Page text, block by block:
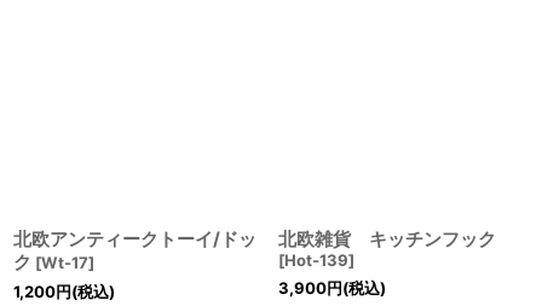
北欧アンティークトーイ/ドッ
ク [Wt-17]
1,200円(税込)
北欧雑貨 キッチンフック
[Hot-139]
3,900円(税込)